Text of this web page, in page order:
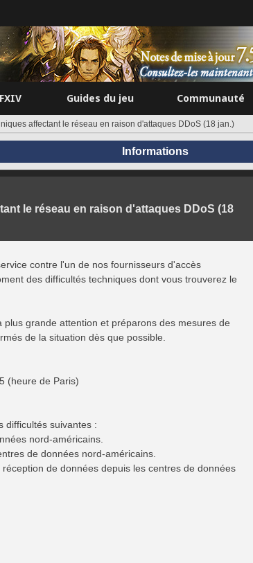
Guides du jeu Communauté
affectant le réseau en raison d'attaques DDoS (18 jan.)
Informations
le réseau en raison d'attaques DDoS (18
contre l'un de nos fournisseurs d'accès
des difficultés techniques dont vous trouverez le
plus grande attention et préparons des mesures de
de la situation dès que possible.
(heure de Paris)
difficultés suivantes :
nord-américains.
de données nord-américains.
réception de données depuis les centres de données